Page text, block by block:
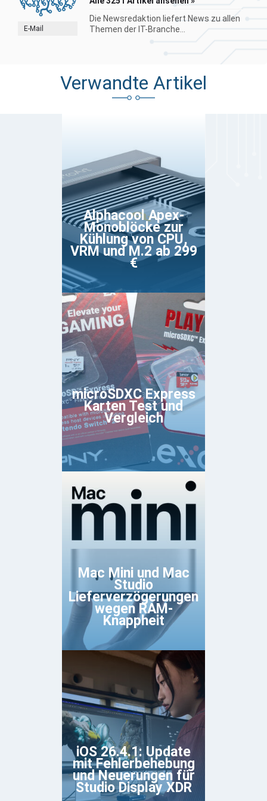
E-Mail
Die Newsredaktion liefert News zu allen
Themen der IT-Branche...
Verwandte Artikel
Alphacool Apex-
Monoblöcke zur
Kühlung von CPU,
VRM und M.2 ab 299
€
microSDXC Express
Karten Test und
Vergleich
Mac Mini und Mac
Studio
Lieferverzögerungen
wegen RAM-
Knappheit
iOS 26.4.1: Update
mit Fehlerbehebung
und Neuerungen für
Studio Display XDR